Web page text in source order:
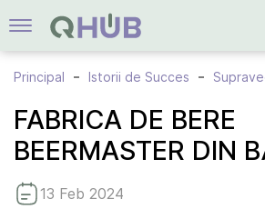
Principal Istorii de Succes
FABRICA DE BERE
BEERMASTER DIN
13 Feb 2024